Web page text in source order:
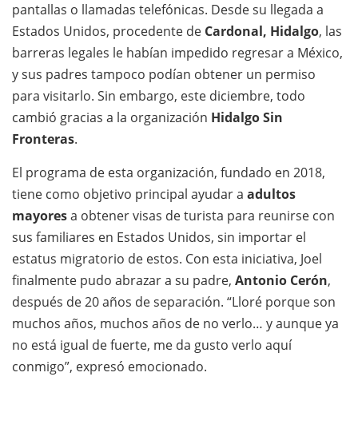
pantallas o llamadas telefónicas. Desde su llegada a
Estados Unidos, procedente de Cardonal, Hidalgo, las
barreras legales le habían impedido regresar a México,
y sus padres tampoco podían obtener un permiso
para visitarlo. Sin embargo, este diciembre, todo
cambió gracias a la organización Hidalgo Sin
Fronteras.
El programa de esta organización, fundado en 2018,
tiene como objetivo principal ayudar a adultos
mayoresa obtener visas de turista para reunirse con
sus familiares en Estados Unidos, sin importar el
estatus migratorio de estos. Con esta iniciativa, Joel
finalmente pudo abrazar a su padre, Antonio Cerón,
después de 20 años de separación. “Lloré porque son
muchos años, muchos años de no verlo… y aunque ya
no está igual de fuerte, me da gusto verlo aquí
conmigo”, expresó emocionado.